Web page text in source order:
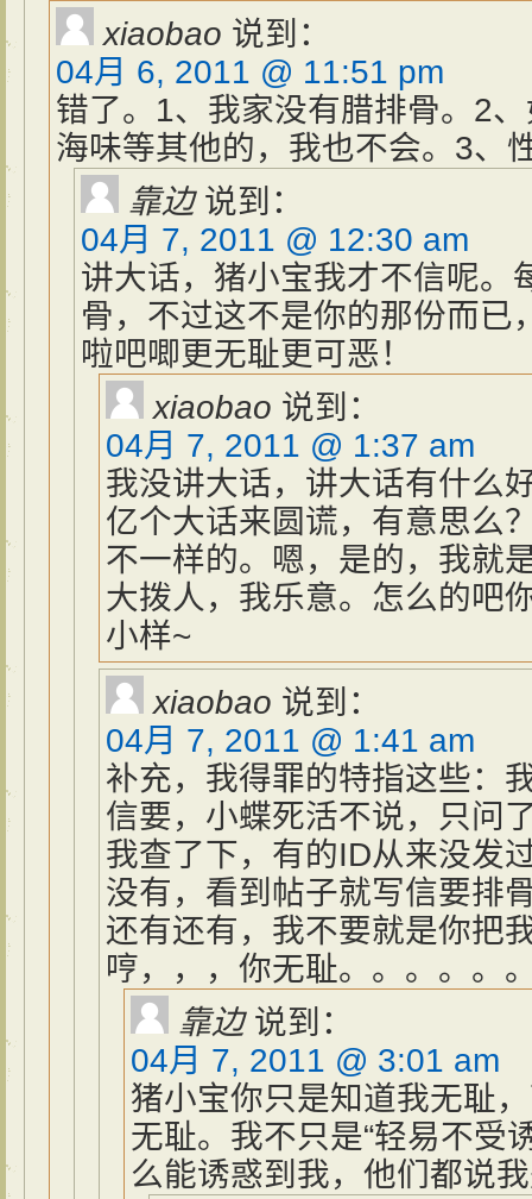
xiaobao 说到：
04月 6, 2011 @ 11:51 pm
错了。1、我家没有腊排骨。2
海味等其他的，我也不会。3、
靠边 说到：
04月 7, 2011 @ 12:30 am
讲大话，猪小宝我才不信呢。
骨，不过这不是你的那份而已
啦吧唧更无耻更可恶！
xiaobao 说到：
04月 7, 2011 @ 1:37 am
我没讲大话，讲大话有什么
亿个大话来圆谎，有意思么
不一样的。嗯，是的，我就
大拨人，我乐意。怎么的吧
小样~
xiaobao 说到：
04月 7, 2011 @ 1:41 am
补充，我得罪的特指这些：
信要，小蝶死活不说，只问
我查了下，有的ID从来没发
没有，看到帖子就写信要排
还有还有，我不要就是你把
哼，，，你无耻。。。。。
靠边 说到：
04月 7, 2011 @ 3:01 am
猪小宝你只是知道我无耻
无耻。我不只是“轻易不受
么能诱惑到我，他们都说